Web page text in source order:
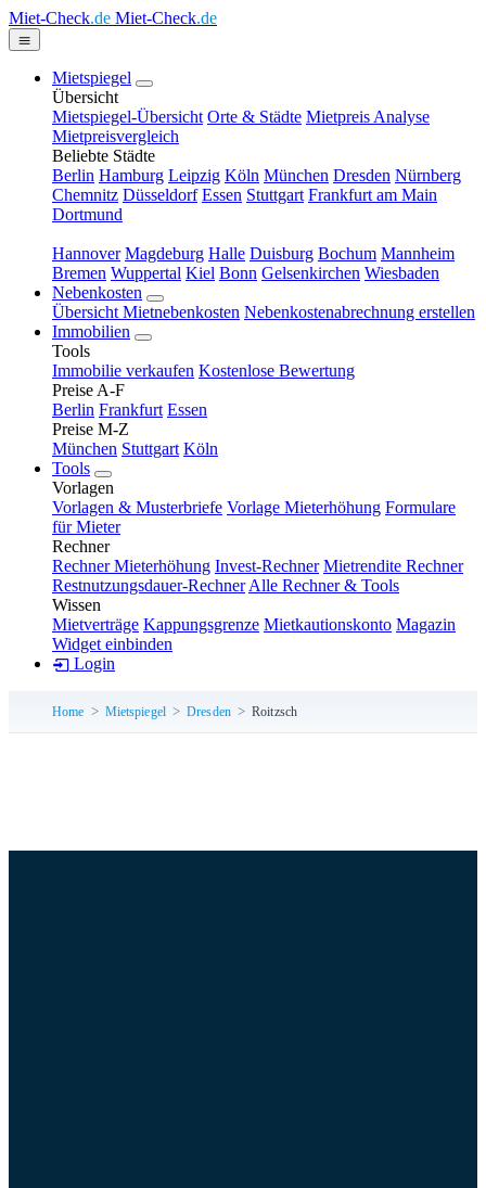
Miet-Check.de Miet-Check.de
Mietspiegel
Übersicht
Mietspiegel-Übersicht Orte & Städte Mietpreis Analyse
Mietpreisvergleich
Beliebte Städte
Berlin Hamburg Leipzig Köln München Dresden Nürnberg
Chemnitz Düsseldorf Essen Stuttgart Frankfurt am Main
Dortmund
Hannover Magdeburg Halle Duisburg Bochum Mannheim
Bremen Wuppertal Kiel Bonn Gelsenkirchen Wiesbaden
Nebenkosten
Übersicht Mietnebenkosten Nebenkostenabrechnung erstellen
Immobilien
Tools
Immobilie verkaufen Kostenlose Bewertung
Preise A-F
Berlin Frankfurt Essen
Preise M-Z
München Stuttgart Köln
Tools
Vorlagen
Vorlagen & Musterbriefe Vorlage Mieterhöhung Formulare
für Mieter
Rechner
Rechner Mieterhöhung Invest-Rechner Mietrendite Rechner
Restnutzungsdauer-Rechner Alle Rechner & Tools
Wissen
Mietverträge Kappungsgrenze Mietkautionskonto Magazin
Widget einbinden
Login
Home Mietspiegel Dresden Roitzsch